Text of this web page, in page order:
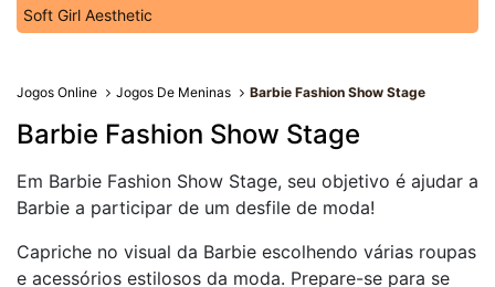
Soft Girl Aesthetic
Jogos Online Jogos De Meninas Barbie Fashion Show Stage
Barbie Fashion Show Stage
Em Barbie Fashion Show Stage, seu objetivo é ajudar a
Barbie a participar de um desfile de moda!
Capriche no visual da Barbie escolhendo várias roupas
e acessórios estilosos da moda. Prepare-se para se